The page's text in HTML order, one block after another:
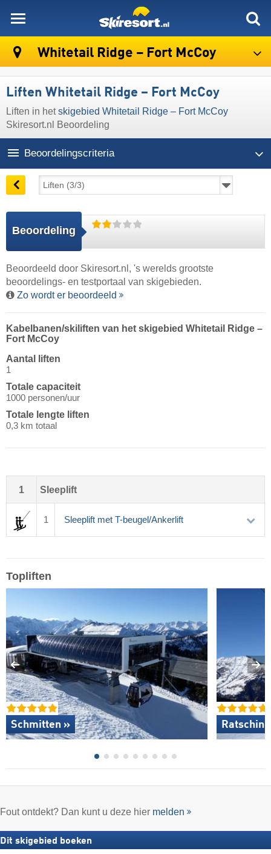
Whitetail Ridge – Fort McCoy
Liften Whitetail Ridge – Fort McCoy
Liften in hetskigebied Whitetail Ridge – Fort McCoy
Skiresort.nl Beoordeling
Beoordelingscriteria
Beoordeling
Beoordeeld door Skiresort.nl , 's werelds grootste
beoordelings- en testportaal van skigebieden.
Zo wordt er beoordeeld
Kabelbanen/​skiliften van het skigebied Whitetail Ridge –
Fort McCoy
Aantal liften
1
Totale capaciteit
1000 personen/uur
Totale lengte liften
0,3 km totaal
1 Sleeplift
1 Sleeplift met T-beugel/Ankerlift
Topliften
Schmitten »
Fout ontdekt? Dan kunt u deze hier melden
Dit skigebied boeken